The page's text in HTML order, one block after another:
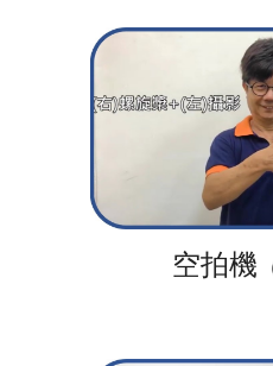
空拍機